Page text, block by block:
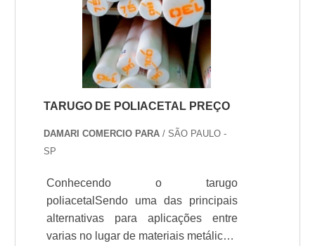
TARUGO DE POLIACETAL PREÇO
DAMARI COMERCIO PARA / SÃO PAULO -
SP
Conhecendo o tarugo
poliacetalSendo uma das principais
alternativas para aplicações entre
varias no lugar de materiais metálicos,